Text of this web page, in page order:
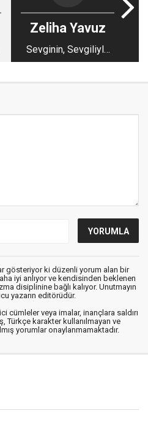
Zeliha Yavuz
Sevginin, Sevgiliyle
Buluşma Anı
gösteriyor ki düzenli yorum alan bir
iyi anlıyor ve kendisinden beklenen
disiplinine bağlı kalıyor. Unutmayın
yazarın editörüdür.
cümleler veya imalar, inançlara saldırı
Türkçe karakter kullanılmayan ve
yorumlar onaylanmamaktadır.